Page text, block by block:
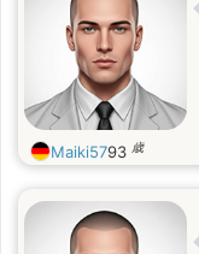
Maiki5793 歳